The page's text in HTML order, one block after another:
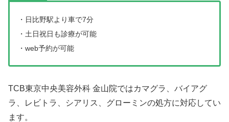
・日比野駅より車で7分
・土日祝日も診療が可能
・web予約が可能
TCB東京中央美容外科 金山院ではカマグラ、バイアグ
ラ、レビトラ、シアリス、グローミンの処方に対応してい
ます。